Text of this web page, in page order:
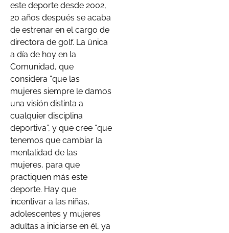
este deporte desde 2002,
20 años después se acaba
de estrenar en el cargo de
directora de golf. La única
a día de hoy en la
Comunidad, que
considera “que las
mujeres siempre le damos
una visión distinta a
cualquier disciplina
deportiva”, y que cree “que
tenemos que cambiar la
mentalidad de las
mujeres, para que
practiquen más este
deporte. Hay que
incentivar a las niñas,
adolescentes y mujeres
adultas a iniciarse en él, ya